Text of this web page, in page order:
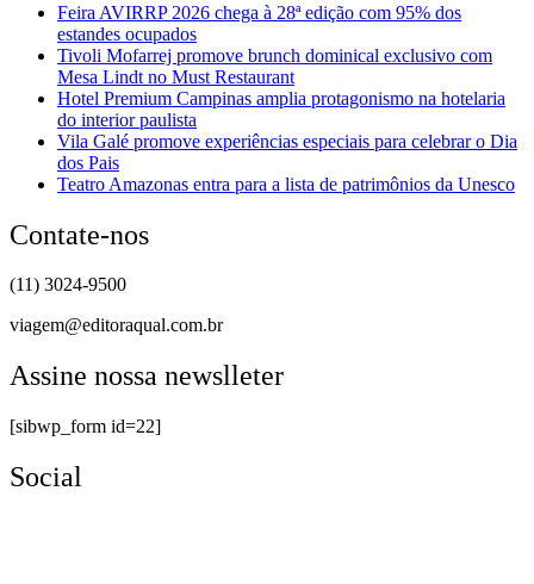
Feira AVIRRP 2026 chega à 28ª edição com 95% dos
estandes ocupados
Tivoli Mofarrej promove brunch dominical exclusivo com
Mesa Lindt no Must Restaurant
Hotel Premium Campinas amplia protagonismo na hotelaria
do interior paulista
Vila Galé promove experiências especiais para celebrar o Dia
dos Pais
Teatro Amazonas entra para a lista de patrimônios da Unesco
Contate-nos
(11) 3024-9500
viagem@editoraqual.com.br
Assine nossa newslleter
[sibwp_form id=22]
Social